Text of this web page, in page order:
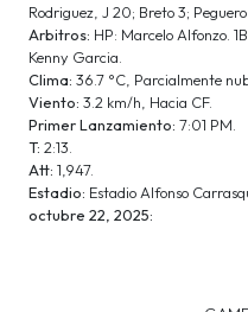
Rodriguez, J 20; Breto 3;
Arbitros: HP: Marcelo Alfonzo.
Kenny Garcia.
Clima: 36.7 °C, Parcialmente
Viento: 3.2 km/h, Hacia CF.
Primer Lanzamiento: 7:01 PM.
T: 2:13.
Att: 1,947.
Estadio: Estadio Alfonso
octubre 22, 2025: